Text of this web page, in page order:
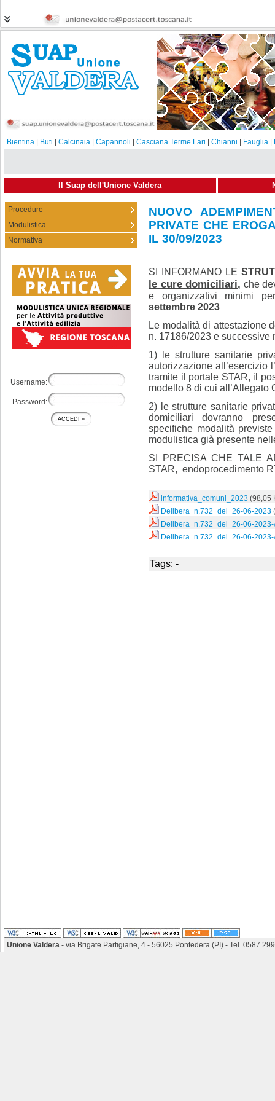
Bientina Buti Calcinaia Capannoli Casciana Terme Lari Chianni Fauglia
Il Suap dell'Unione Valdera
Procedure
Modulistica
Normativa
Username:
Password:
NUOVO
PRIVATE CHE
IL 30/09/2023
21-09-2023 Condividi
SI INFORMANO LE
le cure domiciliari, che
e organizzativi minimi
settembre 2023
Le modalità di attestazione
n. 17186/2023 e successive
1) le strutture sanitarie
autorizzazione all’esercizio
tramite il portale STAR, il
modello 8 di cui all’Allegato
2) le strutture sanitarie
domiciliari dovranno
specifiche modalità
modulistica già presente
SI PRECISA CHE TALE
STAR, endoprocedimento
informativa_comuni_2023 (98,05
Delibera_n.732_del_26-06-2023
Delibera_n.732_del_26-06-
Delibera_n.732_del_26-06-
Tags: -
Unione Valdera - via Brigate Partigiane, 4 - 56025 Pontedera (PI) - Tel.